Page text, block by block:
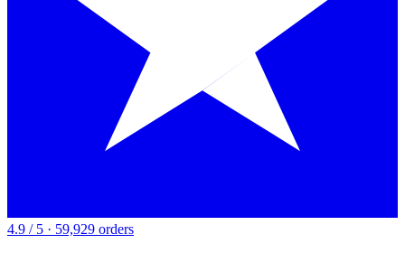
4.9 / 5 · 59,929 orders